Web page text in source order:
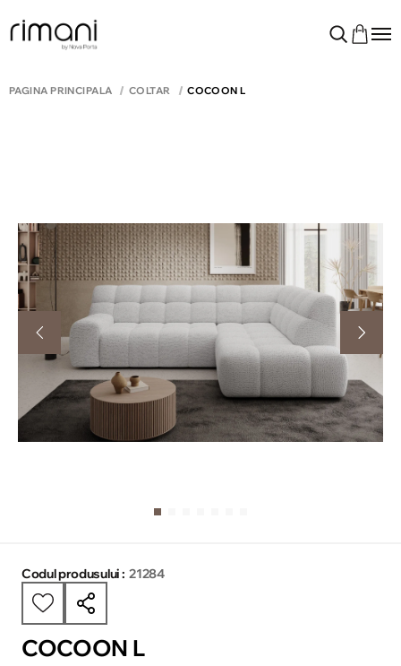
PAGINA PRINCIPALĂ COLTAR COCOON L
Codul produsului : 21284
COCOON L